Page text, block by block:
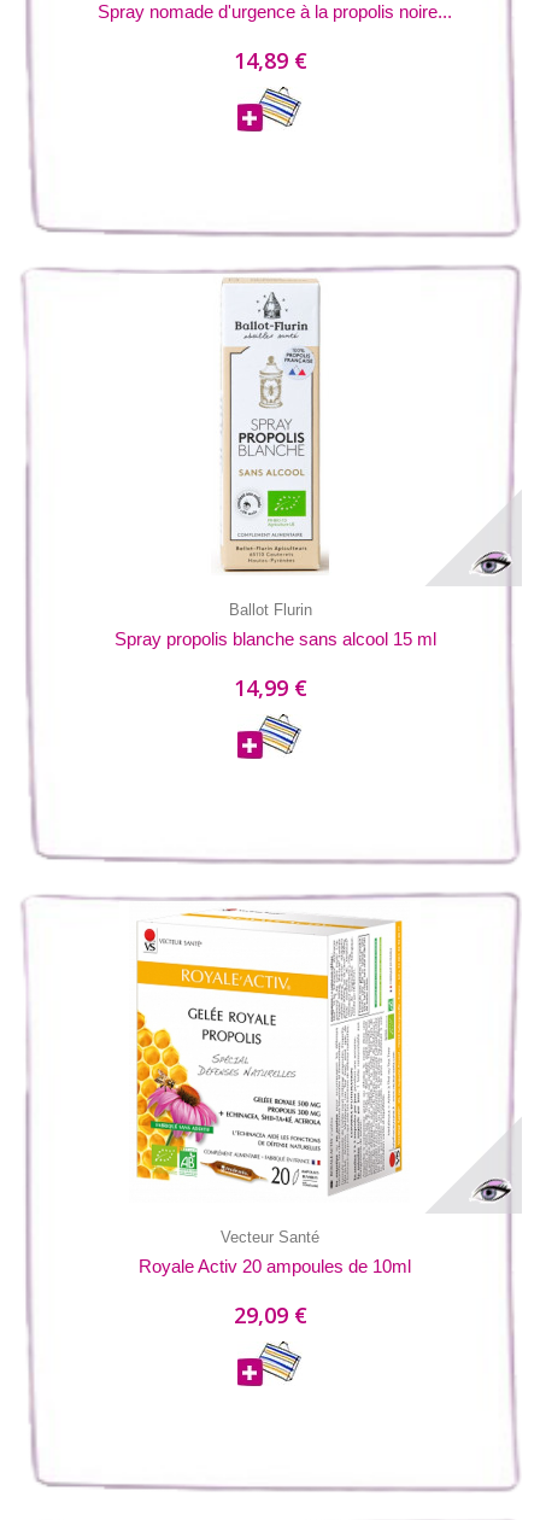
Spray nomade d'urgence à la propolis noire...
14,89 €
Ballot Flurin
Spray propolis blanche sans alcool 15 ml
14,99 €
Vecteur Santé
Royale Activ 20 ampoules de 10ml
29,09 €